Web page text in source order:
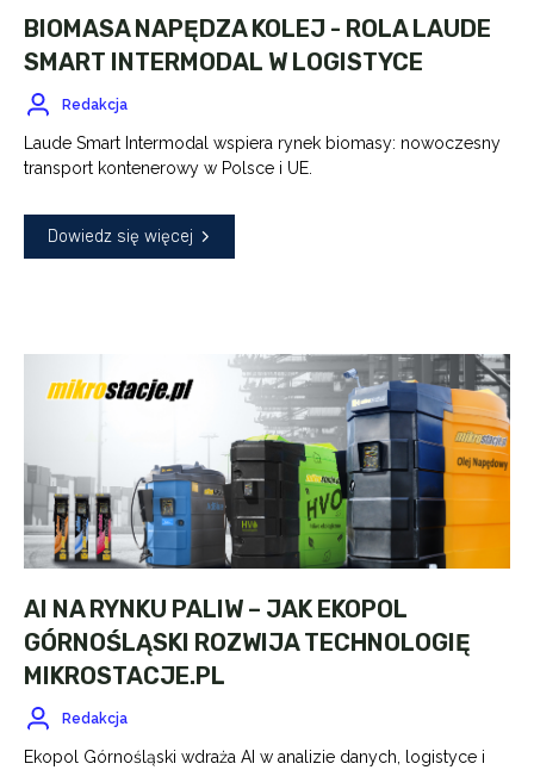
BIOMASA NAPĘDZA KOLEJ - ROLA LAUDE
SMART INTERMODAL W LOGISTYCE
Redakcja
Laude Smart Intermodal wspiera rynek biomasy: nowoczesny
transport kontenerowy w Polsce i UE.
Dowiedz się więcej
AI NA RYNKU PALIW – JAK EKOPOL
GÓRNOŚLĄSKI ROZWIJA TECHNOLOGIĘ
MIKROSTACJE.PL
Redakcja
Ekopol Górnośląski wdraża AI w analizie danych, logistyce i